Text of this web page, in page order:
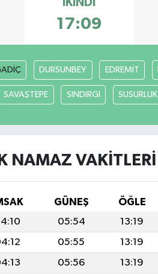
17:09
DURSUNBEY EDREMİT
SAVAŞTEPE SINDIRGI SUSURLUK
NAMAZ VAKITLERI
GÜNEŞ ÖĞLE
05:54 13:19
05:55 13:19
05:56 13:19